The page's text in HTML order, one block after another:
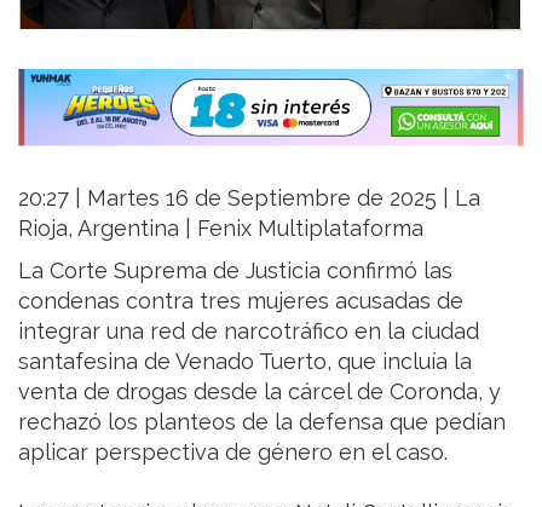
20:27 | Martes 16 de Septiembre de 2025 | La
Rioja, Argentina | Fenix Multiplataforma
La Corte Suprema de Justicia confirmó las
condenas contra tres mujeres acusadas de
integrar una red de narcotráfico en la ciudad
santafesina de Venado Tuerto, que incluía la
venta de drogas desde la cárcel de Coronda, y
rechazó los planteos de la defensa que pedían
aplicar perspectiva de género en el caso.